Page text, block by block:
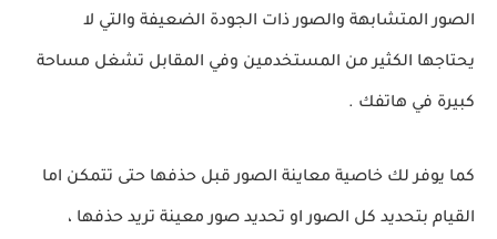
الصور المتشابهة والصور ذات الجودة الضعيفة والتي لا
يحتاجها الكثير من المستخدمين وفي المقابل تشغل مساحة
كبيرة في هاتفك .
كما يوفر لك خاصية معاينة الصور قبل حذفها حتى تتمكن اما
القيام بتحديد كل الصور او تحديد صور معينة تريد حذفها ،